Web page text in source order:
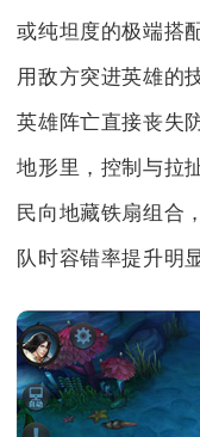
或纯坦度的极端搭
用敌方突进英雄的
英雄阵亡直接丧失
地形里，控制与拉
民向地藏铁扇组合
队时容错率提升明显